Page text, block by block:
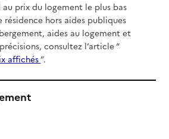
prix du logement le plus bas
résidence hors aides publiques
aides au logement et
consultez l’article “
affichés”.